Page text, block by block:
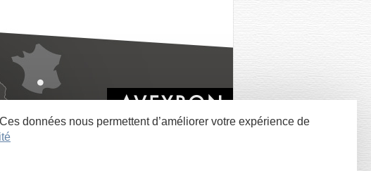
données nous permettent d’améliorer votre expérience de